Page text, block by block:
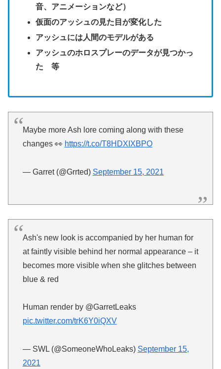
音、アニメーションなど）
仮面のアッシュの見た目が変化した
アッシュには人間のモデルがある
アッシュのホロスプレーのデータが見つかっ
た 等
Maybe more Ash lore coming along with these
changes 👀 https://t.co/T8HDXIXBPO
— Garret (@Grrted) September 15, 2021
Ash's new look is accompanied by her human for
at faintly visible behind her normal appearance – it
becomes more visible when she glitches between
blue & red
Human render by @GarretLeaks
pic.twitter.com/trK6Y0iQXV
— SWL (@SomeoneWhoLeaks) September 15,
2021